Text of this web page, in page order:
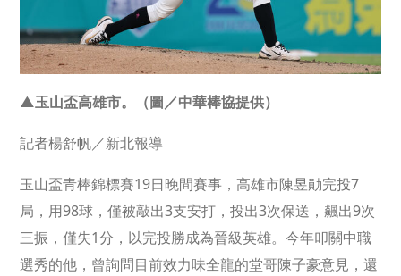
▲玉山盃高雄市。（圖／中華棒協提供）
記者楊舒帆／新北報導
玉山盃青棒錦標賽19日晚間賽事，高雄市陳昱勛完投7
局，用98球，僅被敲出3支安打，投出3次保送，飆出9次
三振，僅失1分，以完投勝成為晉級英雄。今年叩關中職
選秀的他，曾詢問目前效力味全龍的堂哥陳子豪意見，還